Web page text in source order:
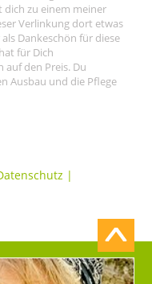
zu einem meiner
Verlinkung dort etwas
Dankeschön für diese
für Dich
den Preis. Du
Ausbau und die Pflege
|